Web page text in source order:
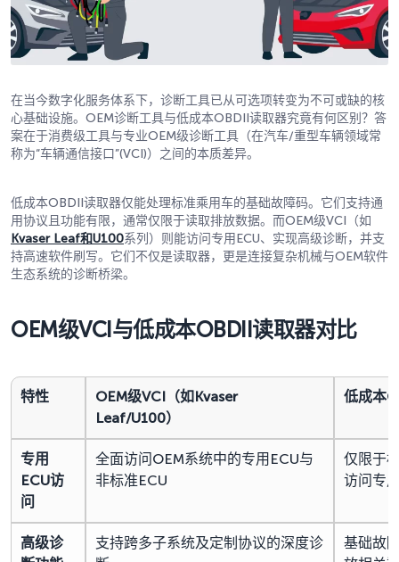
在当今数字化服务体系下，诊断工具已从可选项转变为不可或缺的核
心基础设施。OEM诊断工具与低成本OBDII读取器究竟有何区别？答
案在于消费级工具与专业OEM级诊断工具（在汽车/重型车辆领域常
称为“车辆通信接口”(VCI)）之间的本质差异。
低成本OBDII读取器仅能处理标准乘用车的基础故障码。它们支持通
用协议且功能有限，通常仅限于读取排放数据。而OEM级VCI（如
Kvaser Leaf和U100系列）则能访问专用ECU、实现高级诊断，并支
持高速软件刷写。它们不仅是读取器，更是连接复杂机械与OEM软件
生态系统的诊断桥梁。
OEM级VCI 与低成本OBDII 读取器对比
特性
OEM级VCI（如Kvaser
Leaf/U100）
低成本
专用
ECU访
问
全面访问OEM系统中的专用ECU与
非标准ECU
仅限于
访问专
高级诊
支持跨多子系统及定制协议的深度诊
基础故